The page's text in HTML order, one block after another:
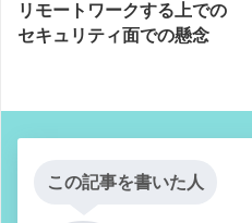
リモートワークする上での
セキュリティ面での懸念
この記事を書いた人